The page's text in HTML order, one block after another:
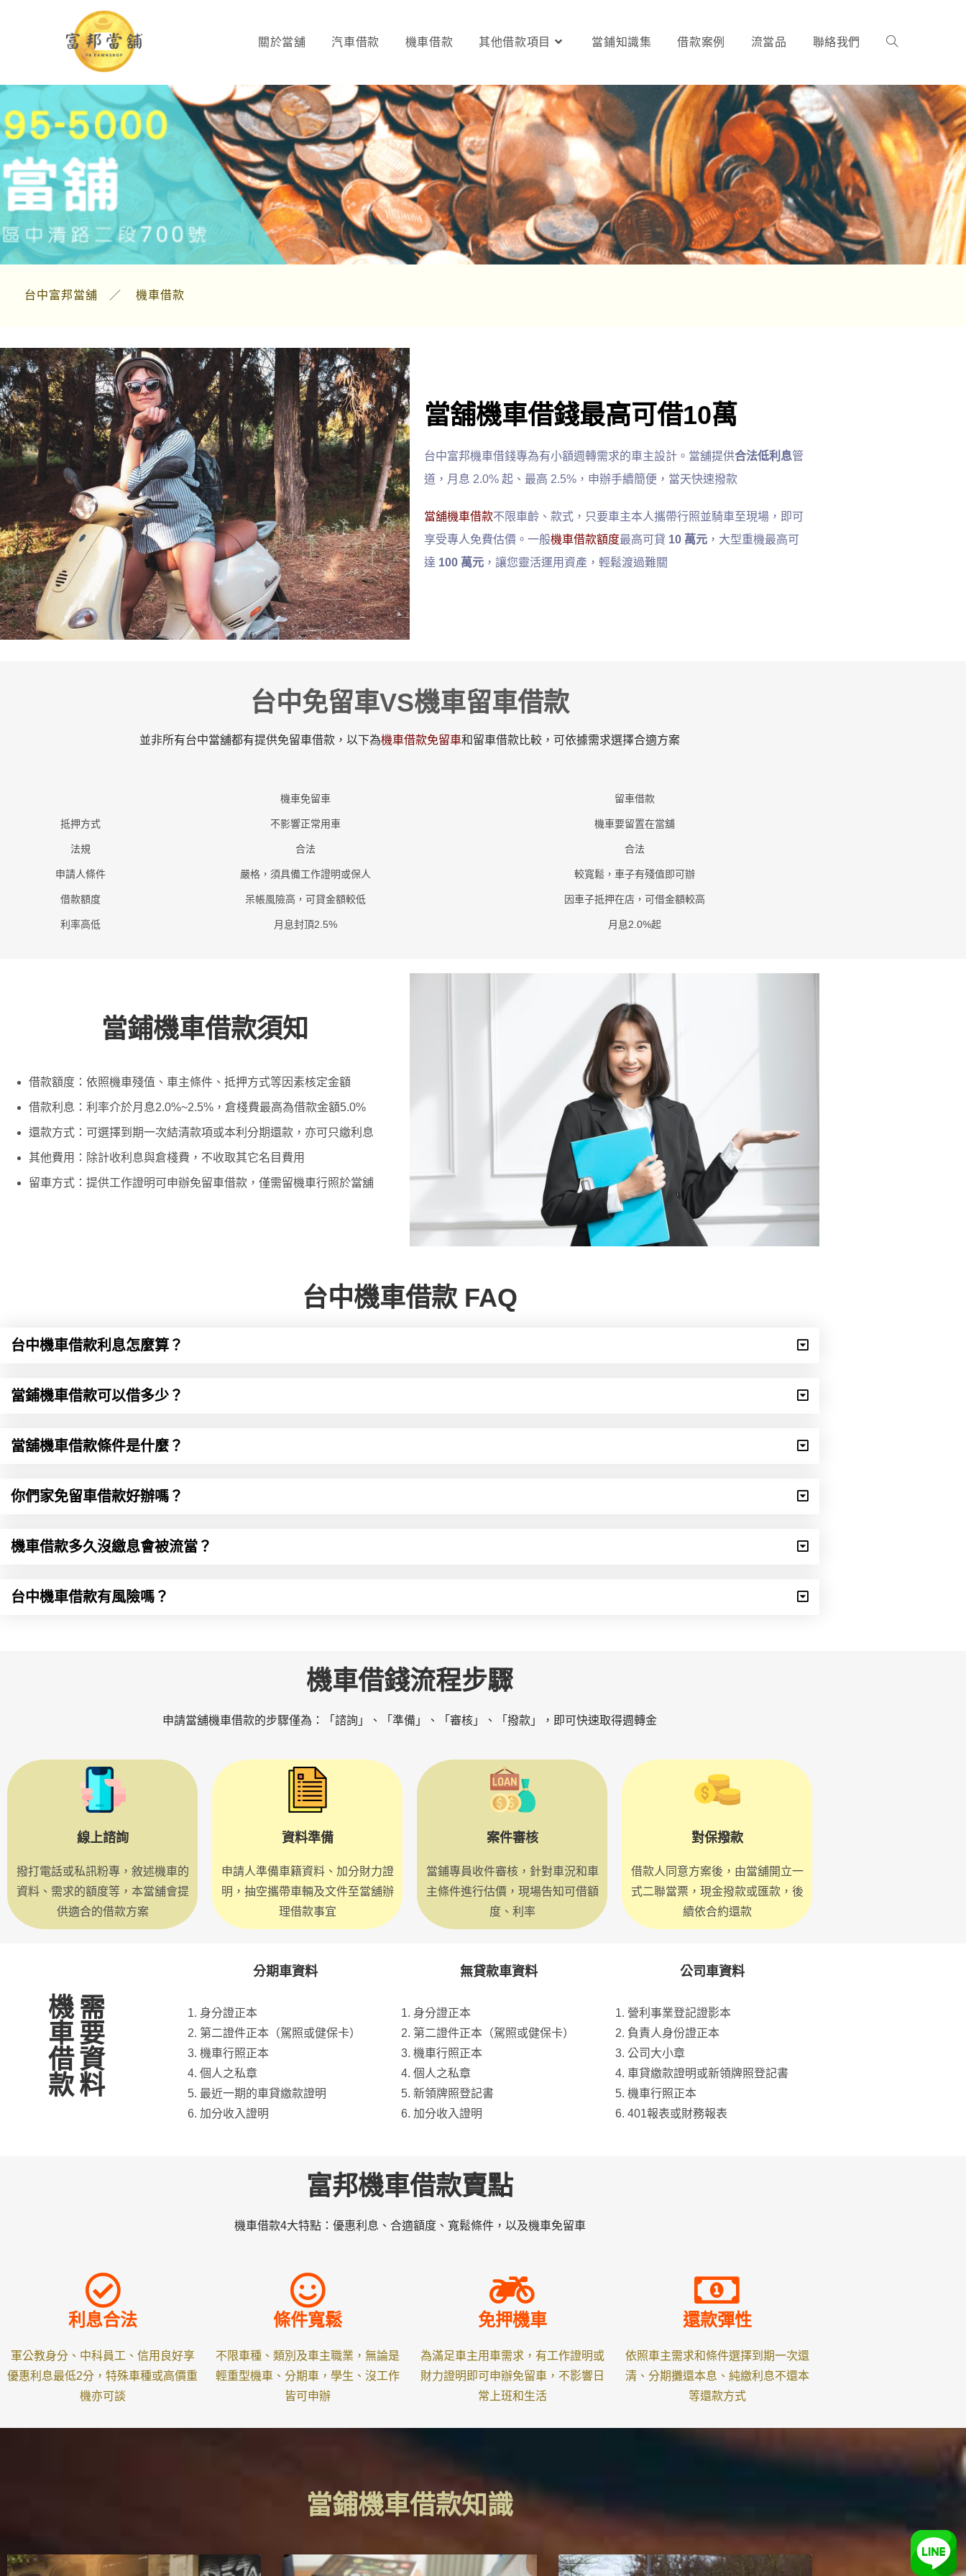
關於當舖 汽車借款 機車借款 其他借款項目 當鋪知識集 借款案例 流當品 聯絡我們
台中富邦當舖 ／ 機車借款
當舖機車借錢最高可借10萬
台中富邦機車借錢專為有小額週轉需求的車主設計。當舖提供合法低利息管
道，月息 2.0% 起、最高 2.5%，申辦手續簡便，當天快速撥款
當舖機車借款不限車齡、款式，只要車主本人攜帶行照並騎車至現場，即可
享受專人免費估價。一般機車借款額度最高可貸 10 萬元 ，大型重機最高可
達 100 萬元 ，讓您靈活運用資產，輕鬆渡過難關
台中免留車VS機車留車借款
並非所有台中當舖都有提供免留車借款，以下為機車借款免留車和留車借款比較，可依據需求選擇合適方案
機車免留車 留車借款
抵押方式 不影響正常用車 機車要留置在當舖
法規 合法 合法
申請人條件 嚴格，須具備工作證明或保人 較寬鬆，車子有殘值即可辦
借款額度 呆帳風險高，可貸金額較低 因車子抵押在店，可借金額較高
利率高低 月息封頂2.5% 月息2.0%起
當鋪機車借款須知
借款額度：依照機車殘值、車主條件、抵押方式等因素核定金額
借款利息：利率介於月息2.0%~2.5%，倉棧費最高為借款金額5.0%
還款方式：可選擇到期一次結清款項或本利分期還款，亦可只繳利息
其他費用：除計收利息與倉棧費，不收取其它名目費用
留車方式：提供工作證明可申辦免留車借款，僅需留機車行照於當舖
台中機車借款 FAQ
台中機車借款利息怎麼算？
當鋪機車借款可以借多少？
當舖機車借款條件是什麼？
你們家免留車借款好辦嗎？
機車借款多久沒繳息會被流當？
台中機車借款有風險嗎？
機車借錢流程步驟
申請當舖機車借款的步驟僅為：「諮詢」、「準備」、「審核」、「撥款」，即可快速取得週轉金
線上諮詢
撥打電話或私訊粉專，敘述機車的
資料、需求的額度等，本當舖會提
供適合的借款方案
資料準備
申請人準備車籍資料、加分財力證
明，抽空攜帶車輛及文件至當舖辦
理借款事宜
案件審核
當鋪專員收件審核，針對車況和車
主條件進行估價，現場告知可借額
度、利率
對保撥款
借款人同意方案後，由當舖開立一
式二聯當票，現金撥款或匯款，後
續依合約還款
機車借款需要資料
分期車資料
身分證正本
第二證件正本（駕照或健保卡）
機車行照正本
個人之私章
最近一期的車貸繳款證明
加分收入證明
無貸款車資料
身分證正本
第二證件正本（駕照或健保卡）
機車行照正本
個人之私章
新領牌照登記書
加分收入證明
公司車資料
營利事業登記證影本
負責人身份證正本
公司大小章
車貸繳款證明或新領牌照登記書
機車行照正本
401報表或財務報表
富邦機車借款賣點
機車借款4大特點：優惠利息、合適額度、寬鬆條件，以及機車免留車
利息合法
軍公教身分、中科員工、信用良好享
優惠利息最低2分，特殊車種或高價重
機亦可談
條件寬鬆
不限車種、類別及車主職業，無論是
輕重型機車、分期車，學生、沒工作
皆可申辦
免押機車
為滿足車主用車需求，有工作證明或
財力證明即可申辦免留車，不影響日
常上班和生活
還款彈性
依照車主需求和條件選擇到期一次還
清、分期攤還本息、純繳利息不還本
等還款方式
當鋪機車借款知識